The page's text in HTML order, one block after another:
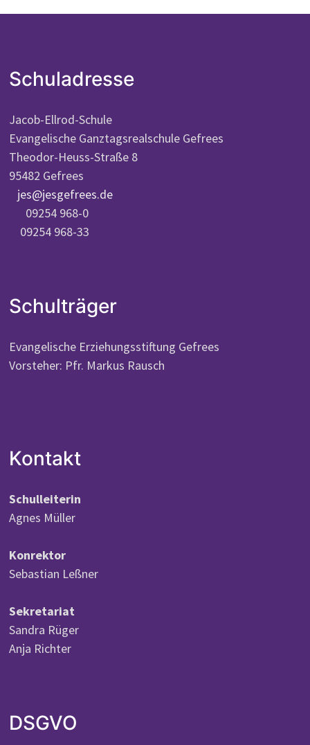
Schuladresse
Jacob-Ellrod-Schule
Evangelische Ganztagsrealschule Gefrees
Theodor-Heuss-Straße 8
95482 Gefrees
jes@jesgefrees.de
09254 968-0
09254 968-33
Schulträger
Evangelische Erziehungsstiftung Gefrees
Vorsteher: Pfr. Markus Rausch
Kontakt
Schulleiterin
Agnes Müller
Konrektor
Sebastian Leßner
Sekretariat
Sandra Rüger
Anja Richter
DSGVO